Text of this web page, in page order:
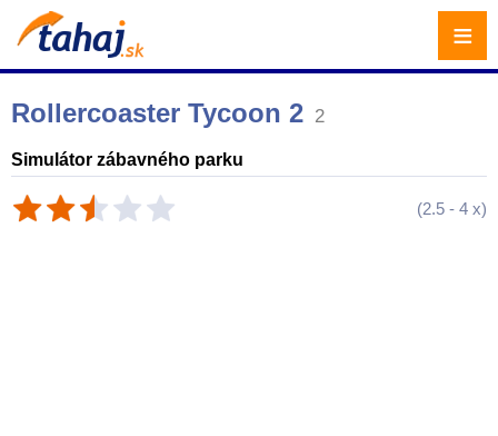
Rollercoaster Tycoon 2 2
Simulátor zábavného parku
(2.5 - 4 x)
≡